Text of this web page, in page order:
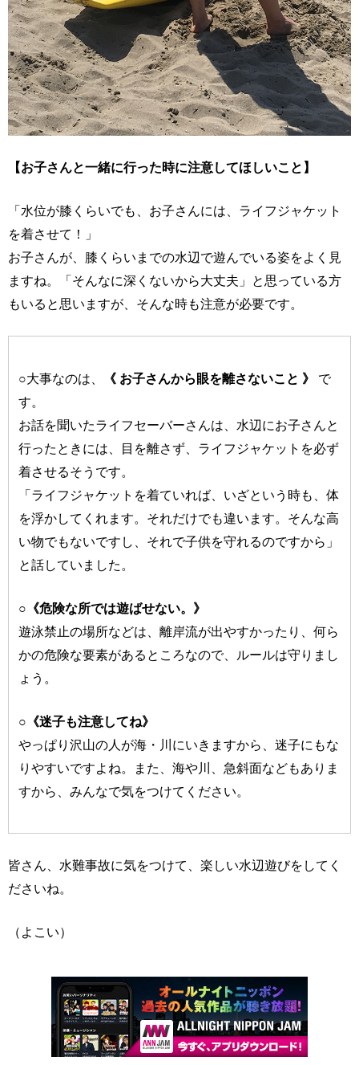
【お子さんと一緒に行った時に注意してほしいこと】
「水位が膝くらいでも、お子さんには、ライフジャケット
を着させて！」
お子さんが、膝くらいまでの水辺で遊んでいる姿をよく見
ますね。「そんなに深くないから大丈夫」と思っている方
もいると思いますが、そんな時も注意が必要です。
○大事なのは、 《 お子さんから眼を離さないこと 》
で
す。
お話を聞いたライフセーバーさんは、水辺にお子さんと
行ったときには、目を離さず、ライフジャケットを必ず
着させるそうです。
「ライフジャケットを着ていれば、いざという時も、体
を浮かしてくれます。それだけでも違います。そんな高
い物でもないですし、それで子供を守れるのですから」
と話していました。
○《危険な所では遊ばせない。》
遊泳禁止の場所などは、離岸流が出やすかったり、何ら
かの危険な要素があるところなので、ルールは守りまし
ょう。
○《迷子も注意してね》
やっぱり沢山の人が海・川にいきますから、迷子にもな
りやすいですよね。また、海や川、急斜面などもありま
すから、みんなで気をつけてください。
皆さん、水難事故に気をつけて、楽しい水辺遊びをしてく
ださいね。
（よこい）